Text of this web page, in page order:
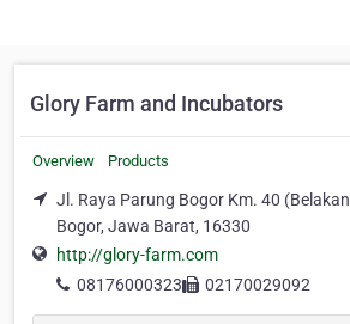
Glory Farm and Incubators
Overview Products
Jl. Raya Parung Bogor Km. 40
Bogor, Jawa Barat, 16330
http://glory-farm.com
08176000323
02170029092